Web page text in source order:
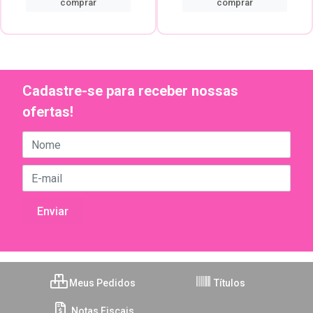
comprar comprar
Cadastre-se para receber nossas
ofertas!
Meus Pedidos Títulos